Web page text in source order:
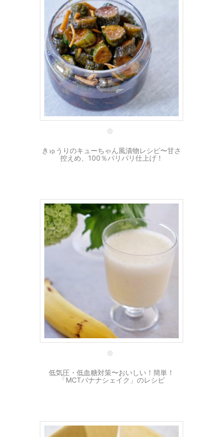
19 5月
きゅうりのキューちゃん風漬物レシピ〜甘さ
控えめ、100％パリパリ仕上げ！
2 5月
低気圧・低血糖対策〜おいしい！簡単！
「MCTバナナシェイク」のレシピ